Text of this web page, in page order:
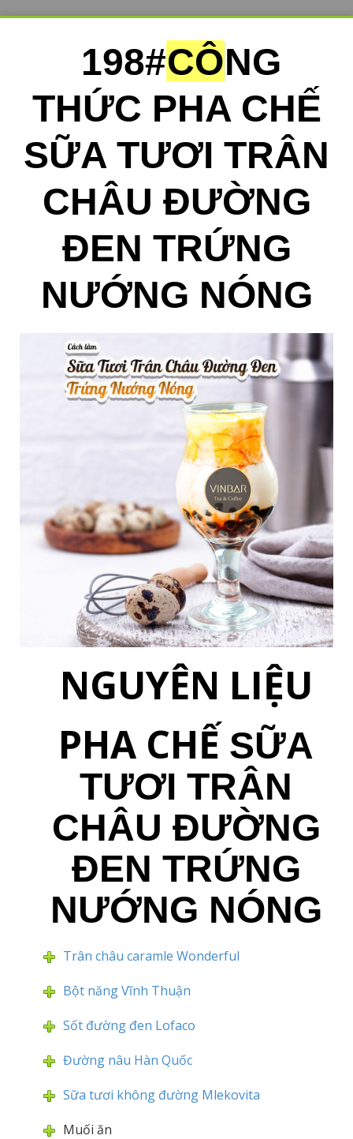
198#CÔNG
THỨC PHA CHẾ
SỮA TƯƠI TRÂN
CHÂU ĐƯỜNG
ĐEN TRỨNG
NƯỚNG NÓNG
NGUYÊN LIỆU
PHA CHẾ SỮA
TƯƠI TRÂN
CHÂU ĐƯỜNG
ĐEN TRỨNG
NƯỚNG NÓNG
Trân châu caramle Wonderful
Bột năng Vĩnh Thuận
Sốt đường đen Lofaco
Đường nâu Hàn Quốc
Sữa tươi không đường Mlekovita
Muối ăn